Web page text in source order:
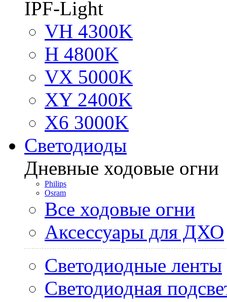
IPF-Light
VH 4300K
H 4800K
VX 5000K
XY 2400K
X6 3000K
Светодиоды
Дневные ходовые огни
Philips
Osram
Все ходовые огни
Аксессуары для ДХО
Светодиодные ленты
Светодиодная